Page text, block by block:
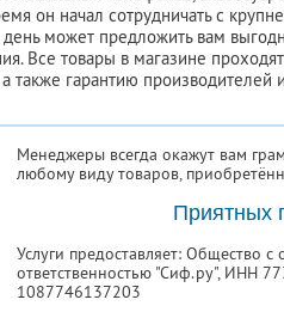
он начал сотрудничать с
может предложить вам
Все товары в магазине
также гарантию производителей
Менеджеры всегда окажут вам
любому виду товаров,
Приятных
Услуги предоставляет: Общество с
ответственностью "Сиф.ру", ИНН
1087746137203